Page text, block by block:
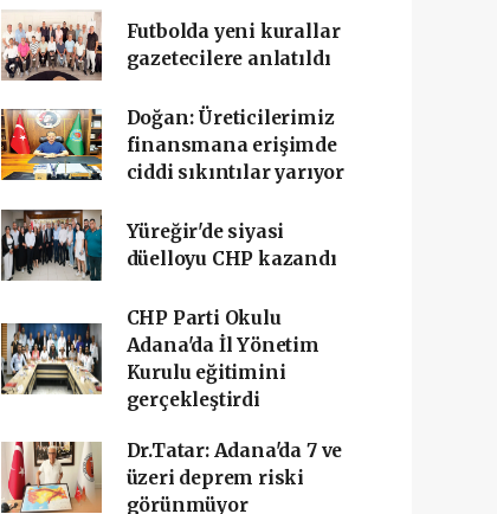
Futbolda yeni kurallar
gazetecilere anlatıldı
Doğan: Üreticilerimiz
finansmana erişimde
ciddi sıkıntılar yarıyor
Yüreğir'de siyasi
düelloyu CHP kazandı
CHP Parti Okulu
Adana'da İl Yönetim
Kurulu eğitimini
gerçekleştirdi
Dr.Tatar: Adana'da 7 ve
üzeri deprem riski
görünmüyor